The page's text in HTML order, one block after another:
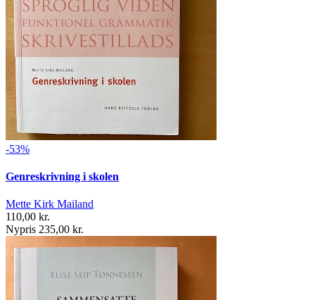
-53%
Genreskrivning i skolen
Mette Kirk Mailand
110,00 kr.
Nypris 235,00 kr.